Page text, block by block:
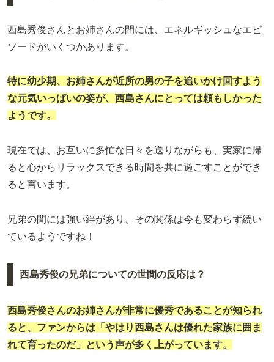
西島秀俊さんとお姉さんの間には、エネルギッシュなエピ
ソードがいくつかあります。
特に幼少期、お姉さんが近所の男の子を追いかけ回すよう
な元気いっぱいの姿が、西島さんにとっては頼もしかった
ようです。
現在では、お互いに多忙な日々を送りながらも、実家に帰
ると心からリラックスできる時間を共に過ごすことができ
ると言います。
兄弟の間には強い絆があり、その関係は今も変わらず続い
ているようですね！
西島秀俊の兄弟についての世間の反応は？
西島秀俊さんのお姉さんが非常に優秀であることが知られ
ると、ファンからは「やはり西島さんは優れた家族に囲ま
れて育ったのだ」という声が多く上がっています。